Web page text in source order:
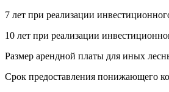
7 лет при реализации
10 лет при реализации
Размер арендной платы для иных
Срок предоставления понижающего